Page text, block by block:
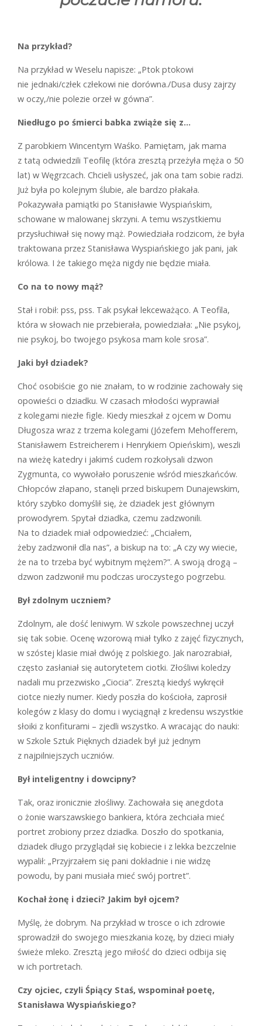
Na przykład?
Na przykład w Weselu napisze: „Ptok ptokowi
nie jednaki/człek człekowi nie dorówna./Dusa dusy zajrzy
w oczy,/nie polezie orzeł w gówna”.
Niedługo po śmierci babka zwiąże się z…
Z parobkiem Wincentym Waśko. Pamiętam, jak mama
z tatą odwiedzili Teofilę (która zresztą przeżyła męża o 50
lat) w Węgrzcach. Chcieli usłyszeć, jak ona tam sobie radzi.
Już była po kolejnym ślubie, ale bardzo płakała.
Pokazywała pamiątki po Stanisławie Wyspiańskim,
schowane w malowanej skrzyni. A temu wszystkiemu
przysłuchiwał się nowy mąż. Powiedziała rodzicom, że była
traktowana przez Stanisława Wyspiańskiego jak pani, jak
królowa. I że takiego męża nigdy nie będzie miała.
Co na to nowy mąż?
Stał i robił: pss, pss. Tak psykał lekceważąco. A Teofila,
która w słowach nie przebierała, powiedziała: „Nie psykoj,
nie psykoj, bo twojego psykosa mam kole srosa”.
Jaki był dziadek?
Choć osobiście go nie znałam, to w rodzinie zachowały się
opowieści o dziad­ku. W czasach młodości wyprawiał
z kolegami niezłe figle. Kiedy mieszkał z ojcem w Domu
Długosza wraz z trzema kolegami (Józefem Mehofferem,
Stanisławem Estreicherem i Henrykiem Opieńskim), weszli
na wieżę katedry i jakimś cudem rozkołysali dzwon
Zygmunta, co wywołało poruszenie wśród mieszkańców.
Chłopców złapano, stanęli przed biskupem Dunajewskim,
który szybko domyślił się, że dziadek jest głównym
prowodyrem. Spytał dziadka, czemu zadzwonili.
Na to dziadek miał odpowiedzieć: „Chciałem,
żeby zadzwonił dla nas”, a biskup na to: „A czy wy wiecie,
że na to trzeba być wybitnym mężem?”. A swoją drogą –
dzwon zadzwonił mu podczas uroczystego pogrzebu.
Był zdolnym uczniem?
Zdolnym, ale dość leniwym. W szkole powszechnej uczył
się tak sobie. Ocenę wzorową miał tylko z zajęć fizycznych,
w szóstej klasie miał dwóję z polskiego. Jak narozrabiał,
często zasłaniał się autorytetem ciotki. Złośliwi koledzy
nadali mu przezwisko „Ciocia”. Zresztą kiedyś wykręcił
ciotce niezły numer. Kiedy poszła do kościoła, zaprosił
kolegów z klasy do domu i wyciągnął z kredensu wszystkie
słoiki z konfiturami – zjedli wszystko. A wracając do nauki:
w Szkole Sztuk Pięknych dziadek był już jednym
z najpilniejszych uczniów.
Był inteligentny i dowcipny?
Tak, oraz ironicznie złośliwy. Zachowała się anegdota
o żonie warszawskiego bankiera, która zechciała mieć
portret zrobiony przez dziadka. Doszło do spotkania,
dziadek długo przyglądał się kobiecie i z lekka bezczelnie
wypalił: „Przyjrzałem się pani dokładnie i nie widzę
powodu, by pani musiała mieć swój ­portret”.
Kochał żonę i dzieci? Jakim był ojcem?
Myślę, że dobrym. Na przykład w trosce o ich zdrowie
sprowadził do swojego mieszkania kozę, by dzieci miały
świeże mleko. Zresztą jego miłość do dzieci odbija się
w ich portretach.
Czy ojciec, czyli Śpiący Staś, wspominał poetę,
Stanisława Wyspiańskiego?